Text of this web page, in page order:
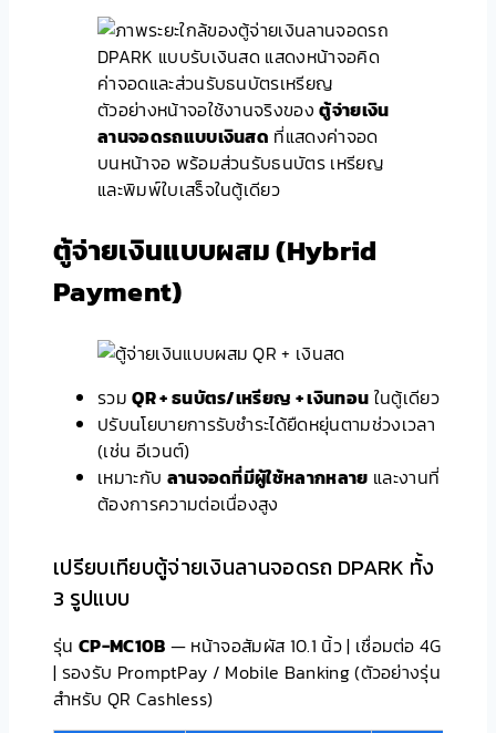
ตัวอย่างหน้าจอใช้งานจริงของตู้จ่ายเงิน
ลานจอดรถแบบเงินสด ที่แสดงค่าจอด
บนหน้าจอ พร้อมส่วนรับธนบัตร เหรียญ
และพิมพ์ใบเสร็จในตู้เดียว
ตู้จ่ายเงินแบบผสม(Hybrid
Payment)
รวมQR + ธนบัตร/เหรียญ + เงินทอน ในตู้เดียว
ปรับนโยบายการรับชำระได้ยืดหยุ่นตามช่วงเวลา
(เช่น อีเวนต์)
เหมาะกับ ลานจอดที่มีผู้ใช้หลากหลาย และงานที่
ต้องการความต่อเนื่องสูง
เปรียบเทียบตู้จ่ายเงินลานจอดรถ DPARK ทั้ง
3 รูปแบบ
รุ่น CP-MC10B — หน้าจอสัมผัส 10.1 นิ้ว | เชื่อมต่อ 4G
| รองรับ PromptPay / Mobile Banking (ตัวอย่างรุ่น
สำหรับ QR Cashless)